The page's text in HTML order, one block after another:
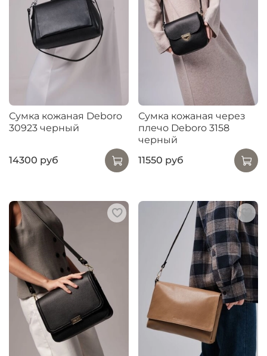
Сумка кожаная Deboro
30923 черный
14300 руб
Сумка кожаная через
плечо Deboro 3158
черный
11550 руб